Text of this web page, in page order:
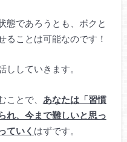
態であろうとも、ボクと
ることは可能なのです！
していきます。
とで、 あなたは「習慣
れ、今まで難しいと思っ
ていく はずです。